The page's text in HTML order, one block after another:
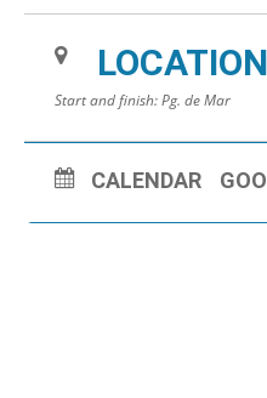
LOCATION
Start and finish: Pg. de Mar
CALENDAR